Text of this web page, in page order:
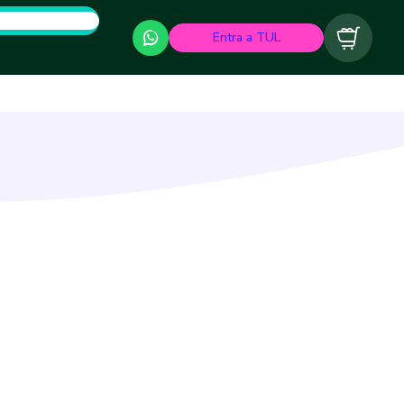
Entra a TUL Carrito